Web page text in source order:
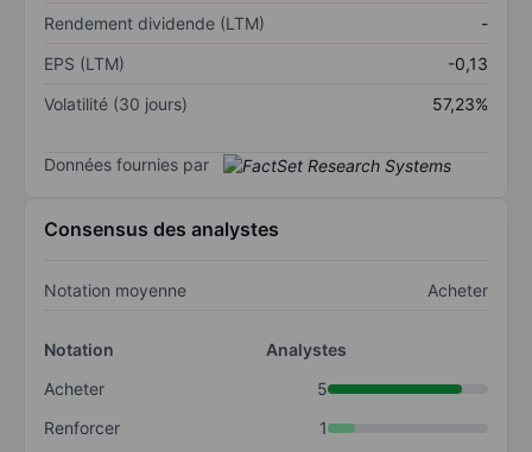
Rendement dividende (LTM)
-
EPS (LTM)
-0,13
Volatilité (30 jours)
57,23%
Données fournies par
Consensus des analystes
Notation moyenne Acheter
Notation
Analystes
Acheter
5
Renforcer
1